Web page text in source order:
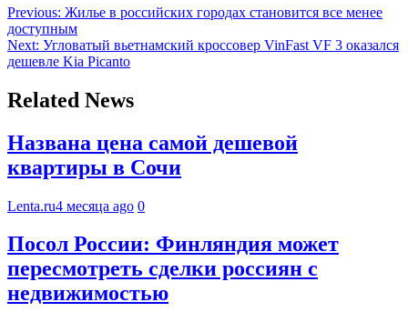
Previous: Жилье в российских городах становится все менее
доступным
Next: Угловатый вьетнамский кроссовер VinFast VF 3 оказался
дешевле Kia Picanto
Related News
Названа цена самой дешевой
квартиры в Сочи
Lenta.ru4 месяца ago 0
Посол России: Финляндия может
пересмотреть сделки россиян с
недвижимостью